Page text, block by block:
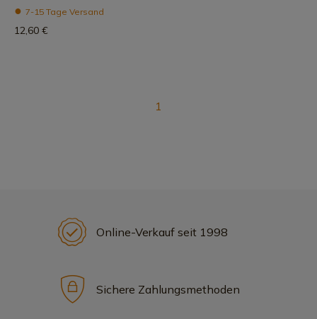
7-15 Tage Versand
12,60 €
1
Online-Verkauf seit 1998
Sichere Zahlungsmethoden